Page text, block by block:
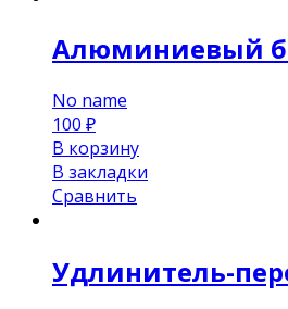
Алюминиевый
No name
100 ₽
В корзину
В закладки
Сравнить
Удлинитель-